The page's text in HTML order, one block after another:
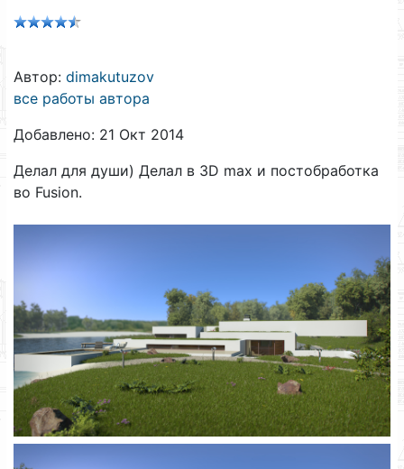
Автор: dimakutuzov
все работы автора
Добавлено: 21 Окт 2014
Делал для души) Делал в 3D max и постобработка
во Fusion.